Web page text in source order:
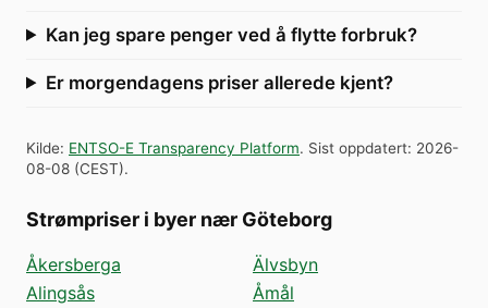
Kan jeg spare penger ved å flytte forbruk?
Er morgendagens priser allerede kjent?
Kilde: ENTSO-E Transparency Platform. Sist oppdatert: 2026-
08-08 (CEST).
Strømpriser i byer nær Göteborg
Åkersberga
Alingsås
Älvsbyn
Åmål